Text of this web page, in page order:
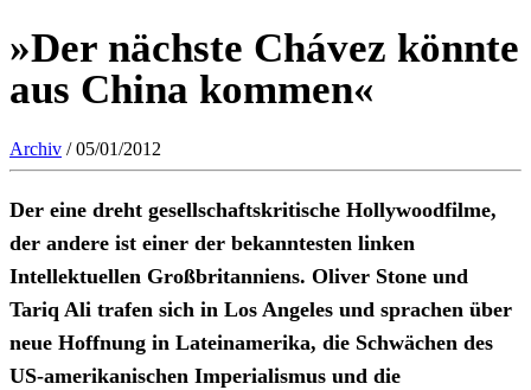
»Der nächste Chávez könnte
aus China kommen«
Archiv / 05/01/2012
Der eine dreht gesellschaftskritische Hollywoodfilme,
der andere ist einer der bekanntesten linken
Intellektuellen Großbritanniens. Oliver Stone und
Tariq Ali trafen sich in Los Angeles und sprachen über
neue Hoffnung in Lateinamerika, die Schwächen des
US-amerikanischen Imperialismus und die